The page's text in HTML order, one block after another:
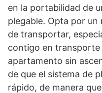
en la portabilidad de
plegable. Opta por un
de transportar,
contigo en transporte
apartamento sin
de que el sistema de
rápido, de manera